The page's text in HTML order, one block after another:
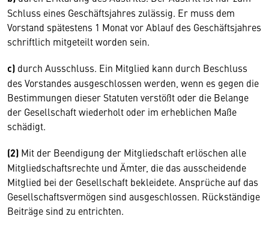
Schluss eines Geschäftsjahres zulässig. Er muss dem
Vorstand spätestens 1 Monat vor Ablauf des Geschäftsjahres
schriftlich mitgeteilt worden sein.
c) durch Ausschluss. Ein Mitglied kann durch Beschluss
des Vorstandes ausgeschlossen werden, wenn es gegen die
Bestimmungen dieser Statuten verstößt oder die Belange
der Gesellschaft wiederholt oder im erheblichen Maße
schädigt.
(2) Mit der Beendigung der Mitgliedschaft erlöschen alle
Mitgliedschaftsrechte und Ämter, die das ausscheidende
Mitglied bei der Gesellschaft bekleidete. Ansprüche auf das
Gesellschaftsvermögen sind ausgeschlossen. Rückständige
Beiträge sind zu entrichten.